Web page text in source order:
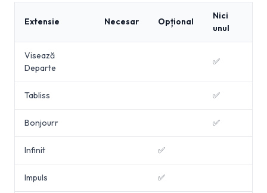
Extensie Necesar Opțional
Nici
unul
Visează
Departe
✅
Tabliss ✅
Bonjourr ✅
Infinit ✅
Impuls ✅